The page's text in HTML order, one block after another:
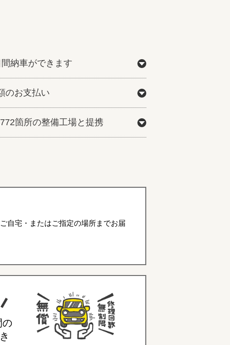
納車ができます
のお支払い
箇所の整備工場と提携
自宅・またはご指定の場所までお届
の